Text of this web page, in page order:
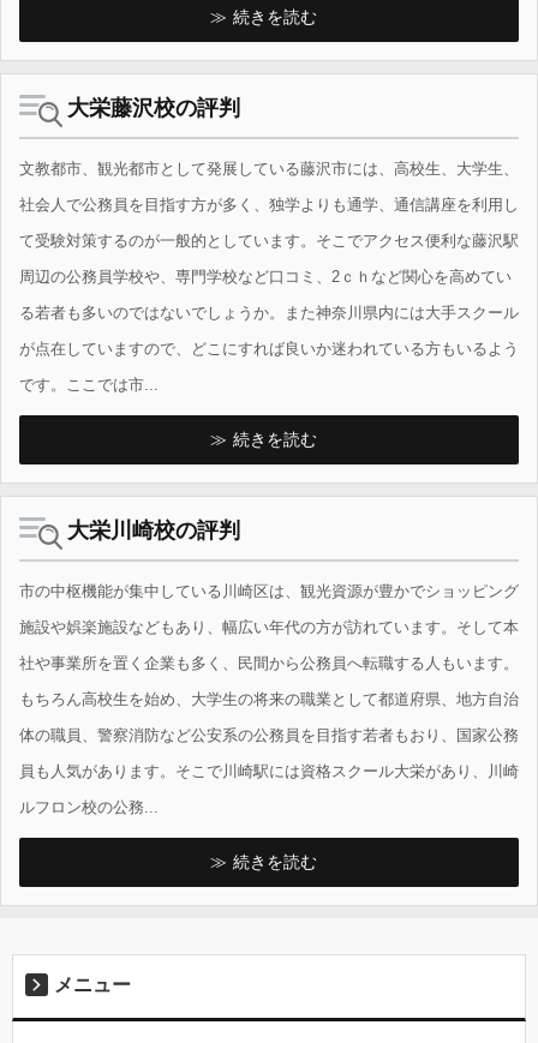
続きを読む
大栄藤沢校の評判
文教都市、観光都市として発展している藤沢市には、高校生、大学生、
社会人で公務員を目指す方が多く、独学よりも通学、通信講座を利用し
て受験対策するのが一般的としています。そこでアクセス便利な藤沢駅
周辺の公務員学校や、専門学校など口コミ、2ｃｈなど関心を高めてい
る若者も多いのではないでしょうか。また神奈川県内には大手スクール
が点在していますので、どこにすれば良いか迷われている方もいるよう
です。ここでは市...
続きを読む
大栄川崎校の評判
市の中枢機能が集中している川崎区は、観光資源が豊かでショッピング
施設や娯楽施設などもあり、幅広い年代の方が訪れています。そして本
社や事業所を置く企業も多く、民間から公務員へ転職する人もいます。
もちろん高校生を始め、大学生の将来の職業として都道府県、地方自治
体の職員、警察消防など公安系の公務員を目指す若者もおり、国家公務
員も人気があります。そこで川崎駅には資格スクール大栄があり、川崎
ルフロン校の公務...
続きを読む
メニュー